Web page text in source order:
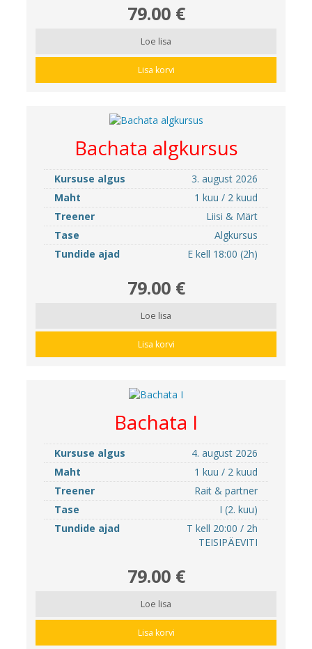
79.00 €
Loe lisa
Lisa korvi
Bachata algkursus
Kursuse algus
3. august 2026
Maht
1 kuu / 2 kuud
Treener
Liisi & Märt
Tase
Algkursus
Tundide ajad
E kell 18:00 (2h)
79.00 €
Loe lisa
Lisa korvi
Bachata I
Kursuse algus
4. august 2026
Maht
1 kuu / 2 kuud
Treener
Rait & partner
Tase
I (2. kuu)
Tundide ajad
T kell 20:00 / 2h
TEISIPÄEVITI
79.00 €
Loe lisa
Lisa korvi